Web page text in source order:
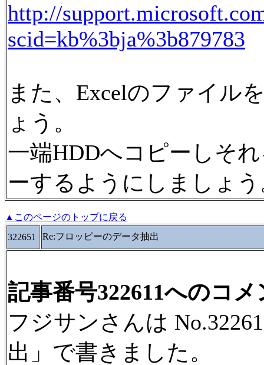
http://
scid=kb%3bja%3b879783
また、Excelのファイル
ょう。
一端HDDへコピーしそ
ーするようにしましょ
▲このページのトップに戻る
322651
Re:フロッピーのデータ抽出
記事番号322611へのコメ
フジサンさんは
出」で書きました。